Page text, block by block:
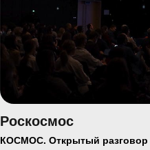
Видео-
и
Роскосмос
КОСМОС. Открытый разговор